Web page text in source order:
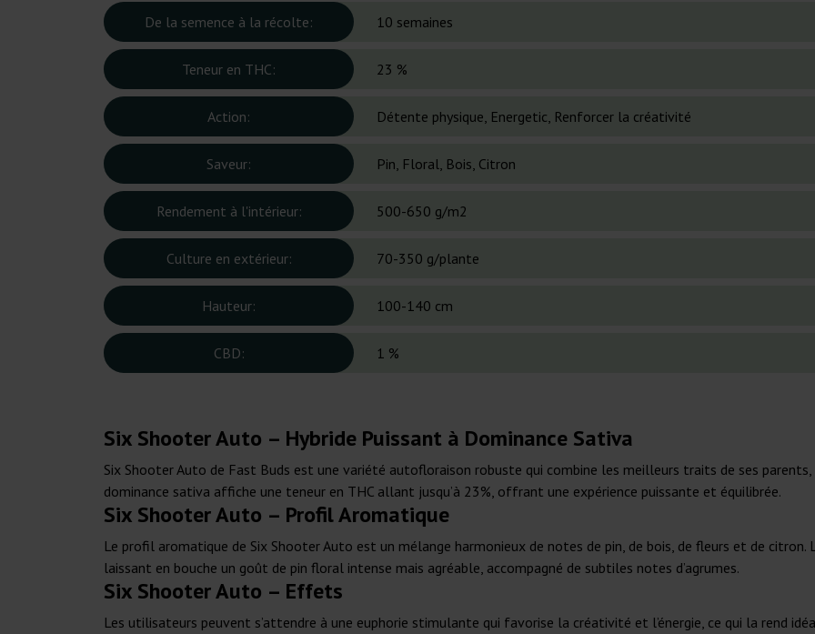
De la semence à la récolte: 10 semaines
Teneur en THC: 23 %
Action: Détente physique, Energetic, Renforcer la créativité
Saveur: Pin, Floral, Bois, Citron
Rendement à l'intérieur: 500-650 g/m2
Culture en extérieur: 70-350 g/plante
Hauteur: 100-140 cm
CBD: 1 %
Six Shooter Auto – Hybride Puissant à Dominance Sativa
Six Shooter Auto de Fast Buds est une variété autofloraison robuste qui combine les meilleurs traits de ses
dominance sativa affiche une teneur en THC allant jusqu’à 23%, offrant une expérience puissante et équilibrée.
Six Shooter Auto – Profil Aromatique
Le profil aromatique de Six Shooter Auto est un mélange harmonieux de notes de pin, de bois, de fleurs et de
laissant en bouche un goût de pin floral intense mais agréable, accompagné de subtiles notes d’agrumes.
Six Shooter Auto – Effets
Les utilisateurs peuvent s’attendre à une euphorie stimulante qui favorise la créativité et l’énergie, ce qui la rend